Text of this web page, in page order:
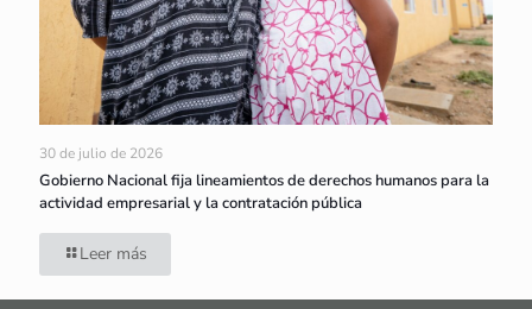
30 de julio de 2026
Gobierno Nacional fija lineamientos de derechos humanos para la
actividad empresarial y la contratación pública
Leer más